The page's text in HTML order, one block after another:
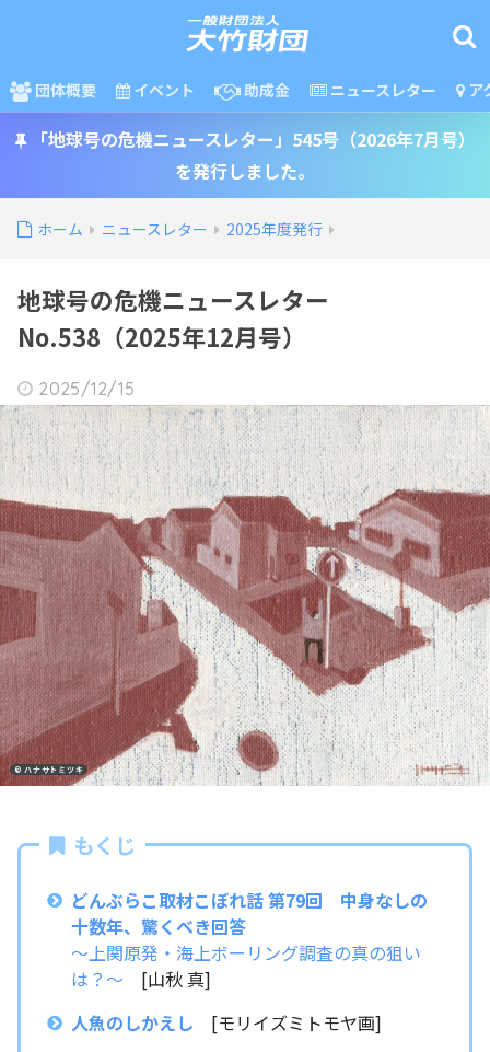
団体概要 イベント 助成金 ニュースレター ア
「地球号の危機ニュースレター」545号（2026年7月号）
を発行しました。
ホーム ニュースレター 2025年度発行
地球号の危機ニュースレター
No.538（2025年12月号）
2025/12/15
© ハナサトミツキ
もくじ
どんぶらこ取材こぼれ話 第79回 中身なしの
十数年、驚くべき回答
〜上関原発・海上ボーリング調査の真の狙い
は？〜 [山秋 真]
人魚のしかえし
[モリイズミトモヤ画]